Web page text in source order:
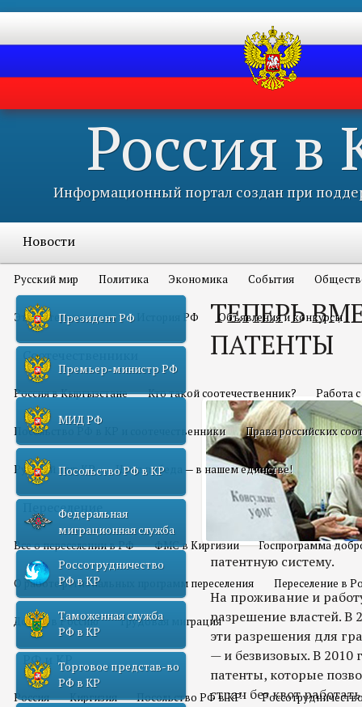
Россия в
Информационный портал создан при
Новости
Русский мир Политика Экономика События
Это интересно всем История РФ Объявления и конкурсы
Соотечественники
Россия в Кыргызстане Кто такой соотечественник? Работа
Посольство РФ в КР и соотечественники Права российских
Русский мир КР Наша победа — в нашем единстве!
Переселение
Все о переселении в РФ ФМС в Киргизии Госпрограмма
О работе региональных программ переселения Переселение в
Домой в Россию Трудовая миграция
РФ и КР
Россия Киргизия Посольство РФ в КР
Президент РФ
Премьер-министр РФ
МИД РФ
Посольство РФ в КР
Федеральная
миграционная служба
Россотрудничество
РФ в КР
Таможенная служба
РФ в КР
Торговое представ-во
РФ в КР
ТЕПЕРЬ
ПАТЕНТЫ
патентную систему.
На проживание и
разрешение властей. В
эти разрешения для
— и безвизовых. В
патенты, которые
стран без квот